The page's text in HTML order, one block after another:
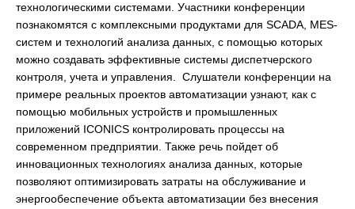
технологическими системами. Участники конференции
познакомятся с комплексными продуктами для SCADA, MES-
систем и технологий анализа данных, с помощью которых
можно создавать эффективные системы диспетчерского
контроля, учета и управления. Слушатели конференции на
примере реальных проектов автоматизации узнают, как с
помощью мобильных устройств и промышленных
приложений ICONICS контролировать процессы на
современном предприятии. Также речь пойдет об
инновационных технологиях анализа данных, которые
позволяют оптимизировать затраты на обслуживание и
энергообеспечение объекта автоматизации без внесения